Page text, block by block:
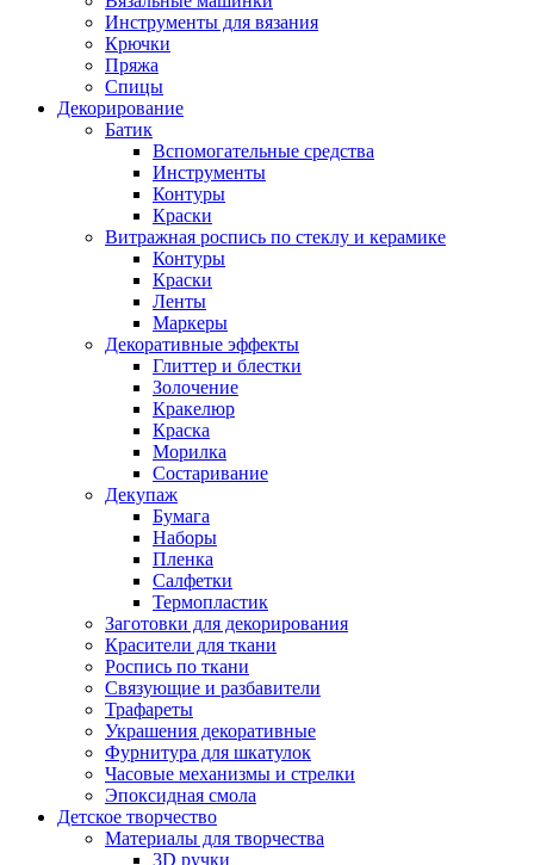
Инструменты для вязания
Крючки
Пряжа
Спицы
Декорирование
Батик
Вспомогательные средства
Инструменты
Контуры
Краски
Витражная роспись по стеклу и керамике
Контуры
Краски
Ленты
Маркеры
Декоративные эффекты
Глиттер и блестки
Золочение
Кракелюр
Краска
Морилка
Состаривание
Декупаж
Бумага
Наборы
Пленка
Салфетки
Термопластик
Заготовки для декорирования
Красители для ткани
Роспись по ткани
Связующие и разбавители
Трафареты
Украшения декоративные
Фурнитура для шкатулок
Часовые механизмы и стрелки
Эпоксидная смола
Детское творчество
Материалы для творчества
3D ручки